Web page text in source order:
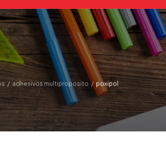
/ adhesivos multiproposito / poxipol